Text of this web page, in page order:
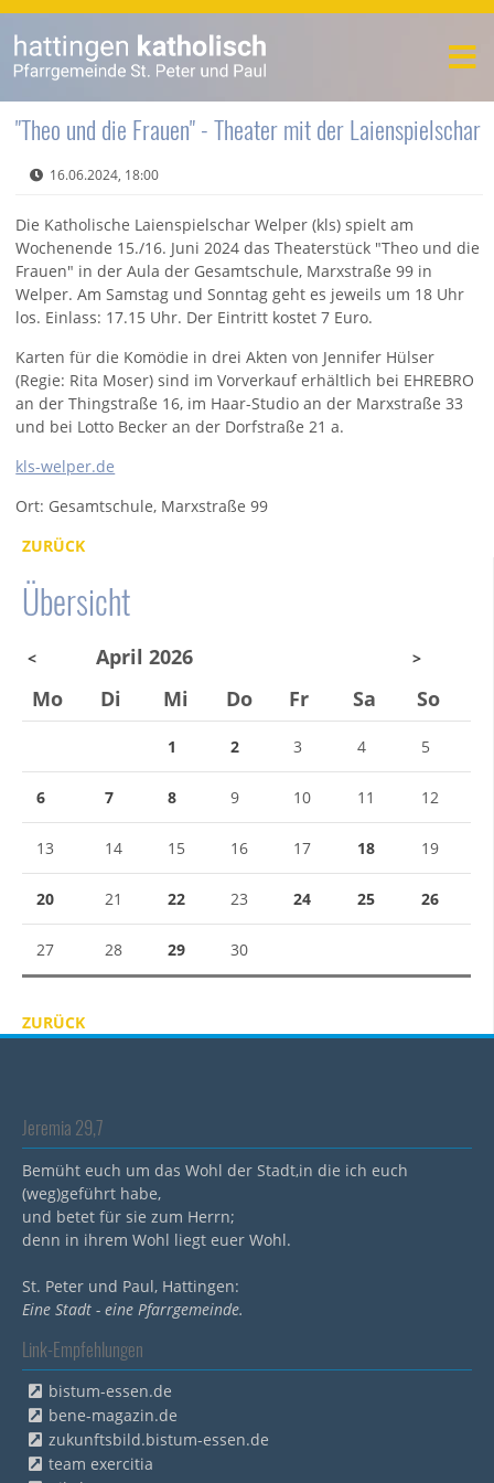
"Theo und die Frauen" - Theater mit der Laienspielschar
16.06.2024, 18:00
Die Katholische Laienspielschar Welper (kls) spielt am
Wochenende 15./16. Juni 2024 das Theaterstück "Theo und die
Frauen" in der Aula der Gesamtschule, Marxstraße 99 in
Welper. Am Samstag und Sonntag geht es jeweils um 18 Uhr
los. Einlass: 17.15 Uhr. Der Eintritt kostet 7 Euro.
Karten für die Komödie in drei Akten von Jennifer Hülser
(Regie: Rita Moser) sind im Vorverkauf erhältlich bei EHREBRO
an der Thingstraße 16, im Haar-Studio an der Marxstraße 33
und bei Lotto Becker an der Dorfstraße 21 a.
kls-welper.de
Ort: Gesamtschule, Marxstraße 99
ZURÜCK
Übersicht
< April 2026 >
Mo Di Mi Do Fr Sa So
1 2 3 4 5
6 7 8 9 10 11 12
13 14 15 16 17 18 19
20 21 22 23 24 25 26
27 28 29 30
ZURÜCK
Jeremia 29,7
Bemüht euch um das Wohl der Stadt,in die ich euch
(weg)geführt habe,
und betet für sie zum Herrn;
denn in ihrem Wohl liegt euer Wohl.
St. Peter und Paul, Hattingen:
Eine Stadt - eine Pfarrgemeinde.
Link-Empfehlungen
bistum-essen.de
bene-magazin.de
zukunftsbild.bistum-essen.de
team exercitia